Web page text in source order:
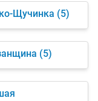
Щучинка (5)
(5)